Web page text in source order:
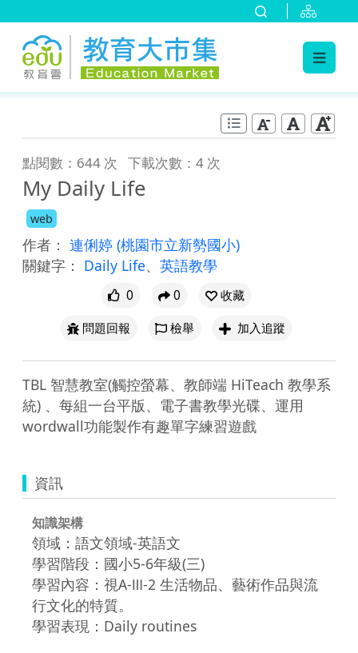
點閱數：644 次 下載次數：4 次
My Daily Life
web
作者： 連俐婷 (桃園市立新勢國小)
關鍵字： Daily Life、 英語教學
0 0
收藏
問題回報
檢舉 加入追蹤
TBL 智慧教室(觸控螢幕、教師端 HiTeach 教學系
統) 、每組一台平版、電子書教學光碟、運用
wordwall功能製作有趣單字練習遊戲
資訊
知識架構
領域：語文領域-英語文
學習階段：國小5-6年級(三)
學習內容：視A-Ⅲ-2 生活物品、藝術作品與流
行文化的特質。
學習表現：Daily routines